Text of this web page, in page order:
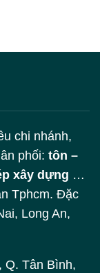
chi nhánh,
phối: tôn –
xây dựng …
Tphcm. Đặc
Long An,
Q. Tân Bình,